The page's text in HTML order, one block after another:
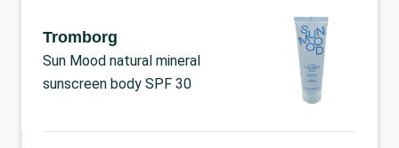
Tromborg
Sun Mood natural mineral
sunscreen body SPF 30